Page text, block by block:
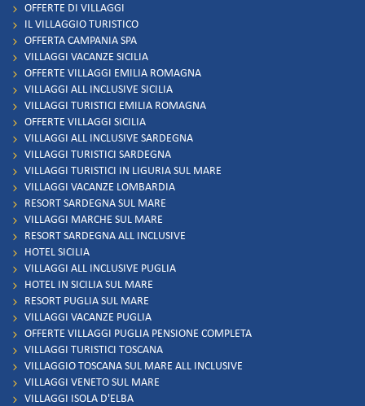
OFFERTE DI VILLAGGI
IL VILLAGGIO TURISTICO
OFFERTA CAMPANIA SPA
VILLAGGI VACANZE SICILIA
OFFERTE VILLAGGI EMILIA ROMAGNA
VILLAGGI ALL INCLUSIVE SICILIA
VILLAGGI TURISTICI EMILIA ROMAGNA
OFFERTE VILLAGGI SICILIA
VILLAGGI ALL INCLUSIVE SARDEGNA
VILLAGGI TURISTICI SARDEGNA
VILLAGGI TURISTICI IN LIGURIA SUL MARE
VILLAGGI VACANZE LOMBARDIA
RESORT SARDEGNA SUL MARE
VILLAGGI MARCHE SUL MARE
RESORT SARDEGNA ALL INCLUSIVE
HOTEL SICILIA
VILLAGGI ALL INCLUSIVE PUGLIA
HOTEL IN SICILIA SUL MARE
RESORT PUGLIA SUL MARE
VILLAGGI VACANZE PUGLIA
OFFERTE VILLAGGI PUGLIA PENSIONE COMPLETA
VILLAGGI TURISTICI TOSCANA
VILLAGGIO TOSCANA SUL MARE ALL INCLUSIVE
VILLAGGI VENETO SUL MARE
VILLAGGI ISOLA D'ELBA